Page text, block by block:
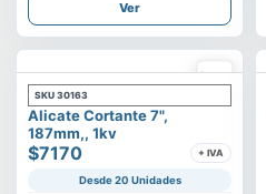
Ver
SKU 30163
Alicate Cortante 7",
187mm,, 1kv
$7170 + IVA
Desde 20 Unidades